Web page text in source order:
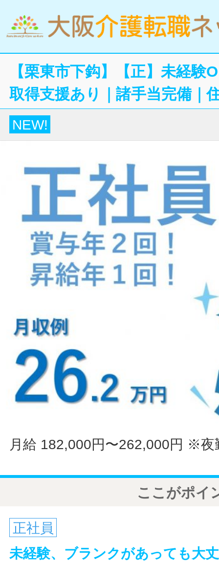
【栗東市下鈎】【正】未経験
取得支援あり｜諸手当完備｜
NEW!
月給 182,000円〜262,000円 ※夜
ここがポイ
正社員
未経験、ブランクがあっても大